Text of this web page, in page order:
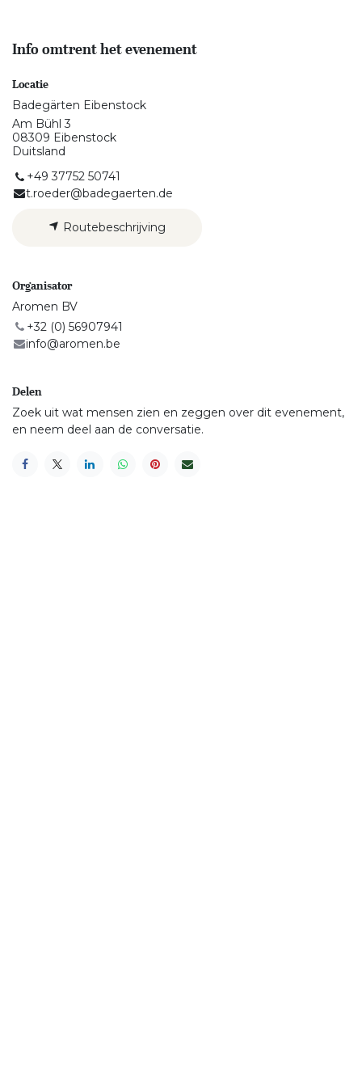
Info omtrent het evenement
Locatie
Badegärten Eibenstock
Am Bühl 3
08309 Eibenstock
Duitsland
+49 37752 50741
t.roeder@badegaerten.de
Routebeschrijving
Organisator
Aromen BV
+32 (0) 56907941
info@aromen.be
Delen
Zoek uit wat mensen zien en zeggen over dit evenement,
en neem deel aan de conversatie.